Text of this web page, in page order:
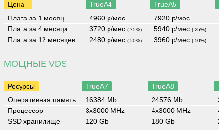
Цена
TrueA4
TrueA5
Плата за 1 месяц
4960 р/мес
7920 р/мес
Плата за 4 месяца
3720 р/мес (-25%) 5940 р/мес (-25%)
Плата за 12 месяцев 2480 р/мес (-50%) 3960 р/мес (-50%)
МОЩНЫЕ VDS
Ресурсы TrueA7 TrueA8
Оперативная память
16384 Mb 24576 Mb
Процессор
3x3000 MHz 4x3000 MHz
SSD хранилище
120 Gb 180 Gb